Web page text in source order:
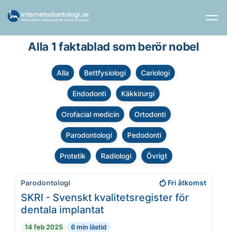
Alla 1 faktablad som berör nobel
Alla Bettfysiologi Cariologi
Endodonti Käkkirurgi
Orofacial medicin Ortodonti
Parodontologi Pedodonti
Protetik Radiologi Övrigt
Parodontologi Fri åtkomst
SKRI - Svenskt kvalitetsregister för
dentala implantat
14 feb 2025 6 min lästid